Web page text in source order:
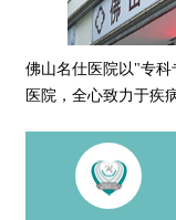
佛山名仕医院以"专
医院，全心致力于